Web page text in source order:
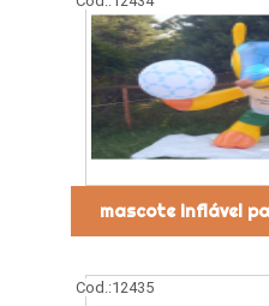
mascote inflável
Cod.:12435